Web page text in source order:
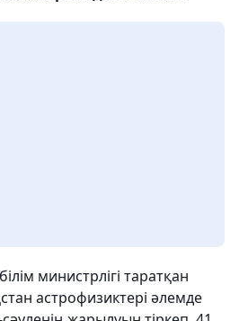
министрлігі таратқан
астрофизиктері әлемде